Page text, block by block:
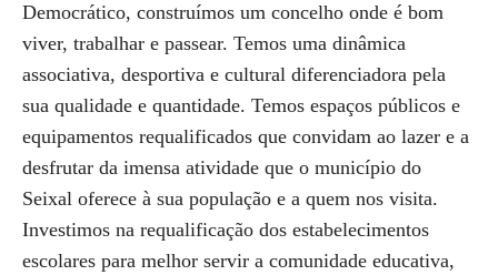
Democrático, construímos um concelho onde é bom
viver, trabalhar e passear. Temos uma dinâmica
associativa, desportiva e cultural diferenciadora pela
sua qualidade e quantidade. Temos espaços públicos e
equipamentos requalificados que convidam ao lazer e a
desfrutar da imensa atividade que o município do
Seixal oferece à sua população e a quem nos visita.
Investimos na requalificação dos estabelecimentos
escolares para melhor servir a comunidade educativa,